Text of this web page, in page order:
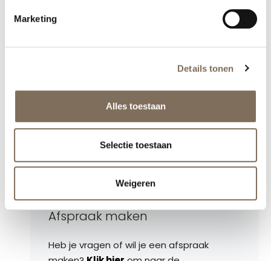
Marketing
Details tonen
Alles toestaan
Selectie toestaan
Weigeren
Afspraak maken
Heb je vragen of wil je een afspraak